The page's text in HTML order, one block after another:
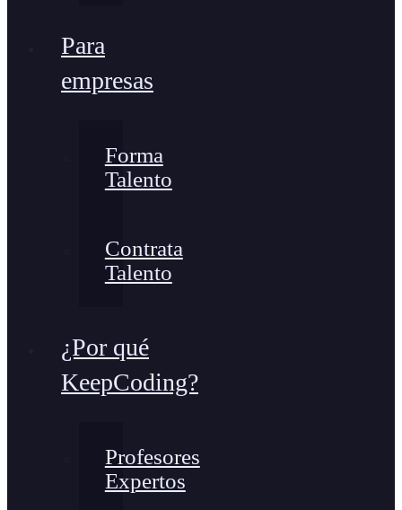
Para
empresas
Forma
Talento
Contrata
Talento
¿Por qué
KeepCoding?
Profesores
Expertos